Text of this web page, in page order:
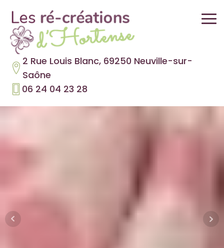
2 Rue Louis Blanc, 69250 Neuville-sur-
Saône
06 24 04 23 28